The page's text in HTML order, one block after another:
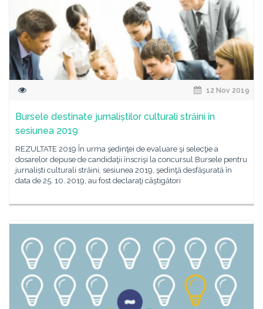
12 Nov 2019
Bursele destinate jurnaliștilor culturali străini în
sesiunea 2019
REZULTATE 2019 În urma şedinţei de evaluare şi selecţie a
dosarelor depuse de candidaţii înscrişi la concursul Bursele pentru
jurnaliști culturali străini, sesiunea 2019, şedinţă desfăşurată în
data de 25. 10. 2019, au fost declaraţi câştigători